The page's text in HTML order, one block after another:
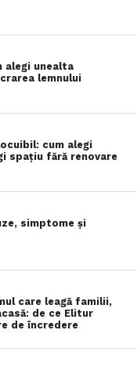
alegi unealta
lemnului
cum alegi
spațiu fără renovare
simptome și
care leagă familii,
de ce Elitur
de încredere